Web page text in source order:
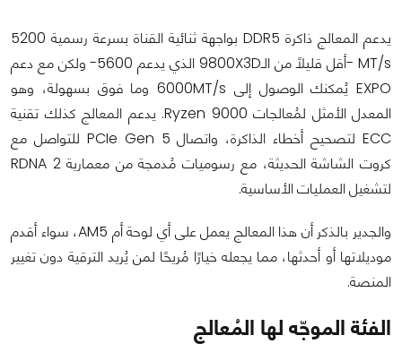
يدعم المعالج ذاكرة DDR5 بواجهة ثنائية القناة بسرعة رسمية 5200
MT/s -أقل قليلًا من الـ9800X3D الذي يدعم 5600- ولكن مع دعم
EXPO يُمكنك الوصول إلى 6000MT/s وما فوق بسهولة، وهو
المعدل الأمثل لمُعالجات Ryzen 9000. يدعم المعالج كذلك تقنية
ECC لتصحيح أخطاء الذاكرة، واتصال PCIe Gen 5 للتواصل مع
كروت الشاشة الحديثة، مع رسوميات مُدمجة من معمارية RDNA 2
لتشغيل العمليات الأساسية.
والجدير بالذكر أن هذا المعالج يعمل على أي لوحة أم AM5، سواء أقدم
موديلاتها أو أحدثها، مما يجعله خيارًا مُريحًا لمن يُريد الترقية دون تغيير
المنصة.
الفئة الموجّه لها المُعالج